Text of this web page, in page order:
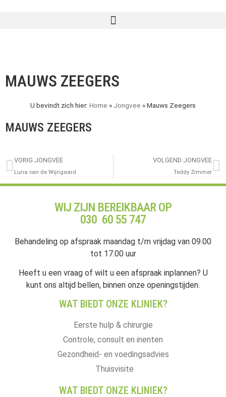
MAUWS ZEEGERS
U bevindt zich hier: Home » Jongvee »Mauws Zeegers
MAUWS ZEEGERS
VORIG JONGVEE
Luna van de Wijngaard
VOLGEND JONGVEE
Teddy Zimmer
WIJ ZIJN BEREIKBAAR OP
030 60 55 747
Behandeling op afspraak maandag t/m vrijdag van 09.00
tot 17.00 uur
Heeft u een vraag of wilt u een afspraak inplannen? U
kunt ons altijd bellen, binnen onze openingstijden.
WAT BIEDT ONZE KLINIEK?
Eerste hulp & chirurgie
Controle, consult en inenten
Gezondheid- en voedingsadvies
Thuisvisite
WAT BIEDT ONZE KLINIEK?